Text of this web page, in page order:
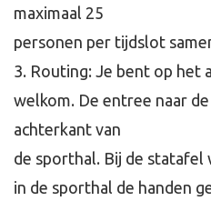
maximaal 25
personen per tijdslot
3. Routing: Je bent op het
welkom. De entree naar
achterkant van
de sporthal. Bij de statafel
in de sporthal de handen